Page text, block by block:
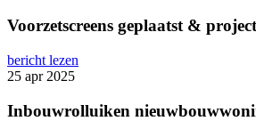
Voorzetscreens geplaatst &
bericht lezen
25 apr 2025
Inbouwrolluiken